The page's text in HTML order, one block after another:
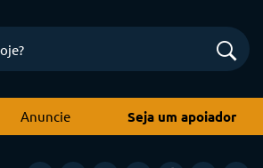
Anuncie Seja um apoiador